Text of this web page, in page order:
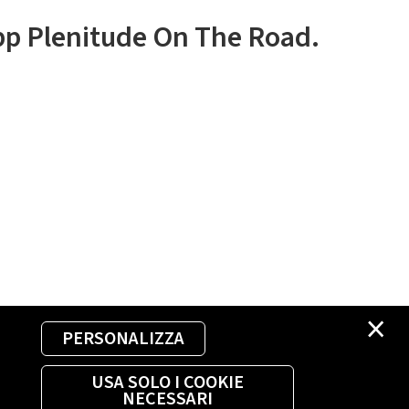
×
PERSONALIZZA
USA SOLO I COOKIE
NECESSARI
Plenitude On The Road.